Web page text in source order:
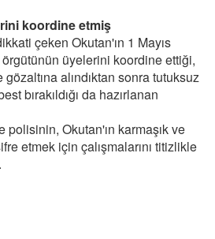
koordine etmiş
çeken Okutan'ın 1 Mayıs
üyelerini koordine ettiği,
alındıktan sonra tutuksuz
bırakıldığı da hazırlanan
Okutan'ın karmaşık ve
etmek için çalışmalarını titizlikle